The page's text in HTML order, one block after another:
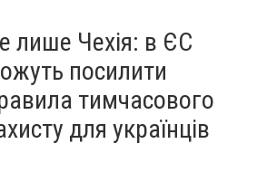
лише Чехія: в ЄС
посилити
тимчасового
для українців